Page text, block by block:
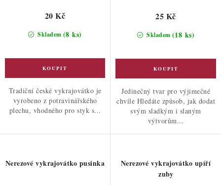
Skladem (8 ks)
20 Kč
Tradiční české vykrajovátko je
vyrobeno z potravinářského
plechu, vhodného pro styk s...
Skladem (18 ks)
25 Kč
Jedinečný tvar pro výjimečné
chvíle Hledáte způsob, jak dodat
svým sladkým i slaným
výtvorům...
Nerezové vykrajovátko pusinka
Nerezové vykrajovátko upíří
zuby